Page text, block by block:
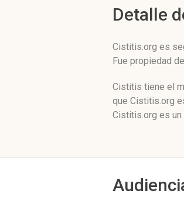
Detalle
Cistitis.org es
Fue propiedad
Cistitis tiene el
que Cistitis.org
Cistitis.org es